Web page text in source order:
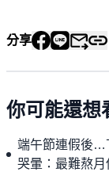
分享
你可能還想
端午節連假後…
哭暈：最難熬月